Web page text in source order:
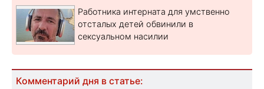
Работника интерната для умственно
отсталых детей обвинили в
сексуальном насилии
Комментарий дня в статье: